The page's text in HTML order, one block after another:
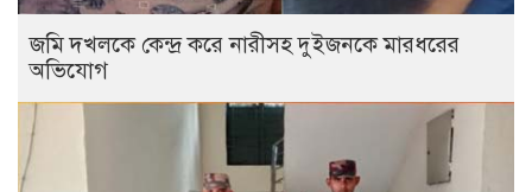
জমি দখলকে কেন্দ্র করে নারীসহ দুইজনকে মারধরের
অভিযোগ